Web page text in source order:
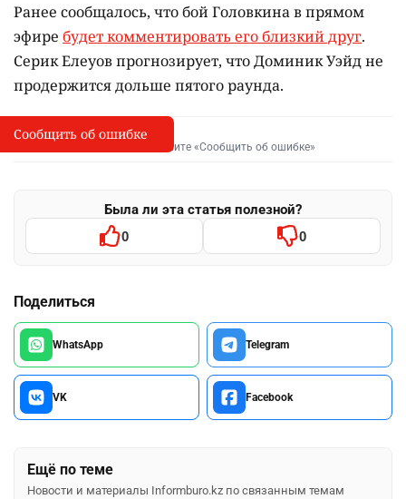
Ранее сообщалось, что бой Головкина в прямом
эфире будет комментировать его близкий друг.
Серик Елеуов прогнозирует, что Доминик Уэйд не
продержится дольше пятого раунда.
I
Сообщить об опечатке
Выделите фрагмент и нажмите «Сообщить об ошибке»
Была ли эта статья полезной?
0 0
Поделиться
WhatsApp Telegram
VK Facebook
Ещё по теме
Новости и материалы Informburo.kz по связанным темам
Сообщить об ошибке